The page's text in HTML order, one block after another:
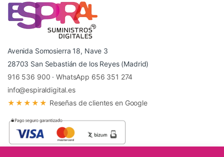
Avenida Somosierra 18, Nave 3
28703 San Sebastián de los Reyes (Madrid)
916 536 900 ·WhatsApp 656 351 274
info@espiraldigital.es
★★★★★ Reseñas de clientes en Google